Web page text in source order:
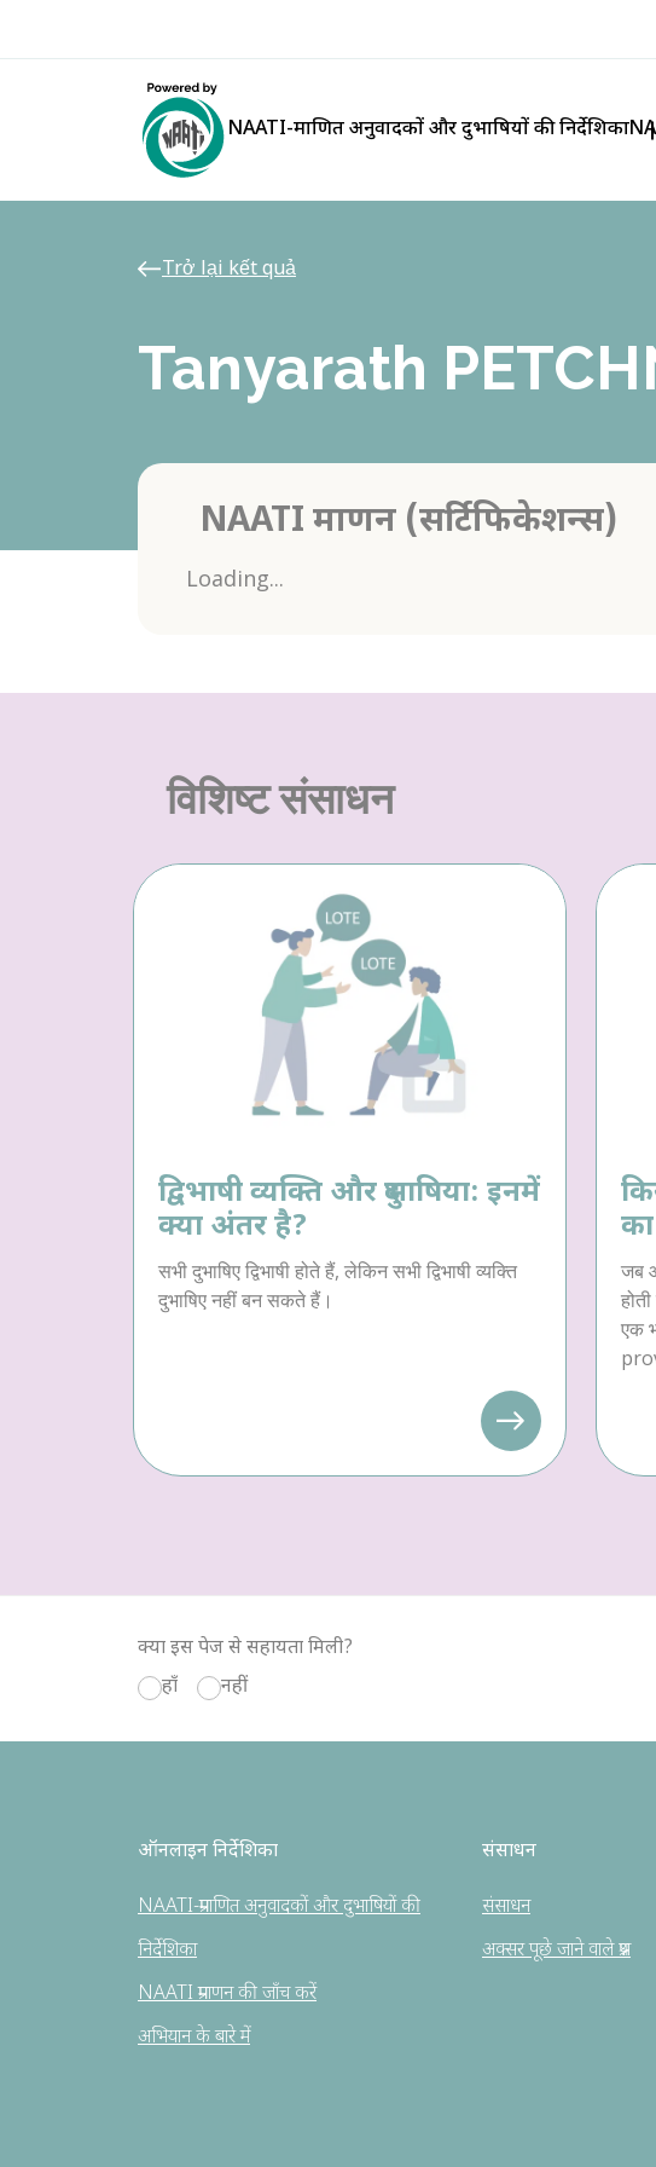
NAATI-प्रमाणित अनुवादकों और दुभाषियों की निर्देशिका
Trở lại kết quả
Tanyarath
NAATI प्रमाणन (सर्टिफिकेशन्स)
Loading...
विशिष्ट संसाधन
द्विभाषी व्यक्ति और दुभाषिया: इनमें
क्या अंतर है?
सभी दुभाषिए द्विभाषी होते हैं, लेकिन सभी द्विभाषी व्यक्ति
दुभाषिए नहीं बन सकते हैं।
जब
एक
क्या इस पेज से सहायता मिली?
हाँ
नहीं
ऑनलाइन निर्देशिका
NAATI-प्रमाणित अनुवादकों और दुभाषियों की
निर्देशिका
NAATI प्रमाणन की जाँच करें
अभियान के बारे में
संसाधन
संसाधन
अक्सर पूछे जाने वाले प्रश्न